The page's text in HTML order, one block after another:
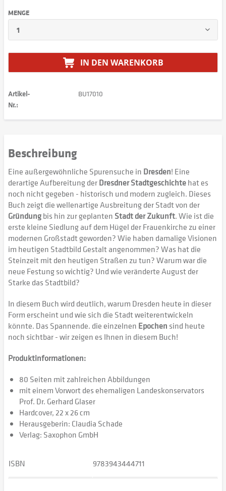
MENGE
IN DEN WARENKORB
Artikel-
Nr.:
BU17010
Beschreibung
Eine außergewöhnliche Spurensuche in Dresden! Eine
derartige Aufbereitung derDresdner Stadtgeschichtehat es
noch nicht gegeben - historisch und modern zugleich. Dieses
Buch zeigt die wellenartige Ausbreitung der Stadt von der
Gründungbis hin zur geplanten Stadt der Zukunft. Wie ist die
erste kleine Siedlung auf dem Hügel der Frauenkirche zu einer
modernen Großstadt geworden? Wie haben damalige Visionen
im heutigen Stadtbild Gestalt angenommen? Was hat die
Steinzeit mit den heutigen Straßen zu tun? Warum war die
neue Festung so wichtig? Und wie veränderte August der
Starke das Stadtbild?
In diesem Buch wird deutlich, warum Dresden heute in dieser
Form erscheint und wie sich die Stadt weiterentwickeln
könnte. Das Spannende. die einzelnen Epochen sind heute
noch sichtbar - wir zeigen es Ihnen in diesem Buch!
Produktinformationen:
80 Seiten mit zahlreichen Abbildungen
mit einem Vorwort des ehemaligen Landeskonservators
Prof. Dr. Gerhard Glaser
Hardcover, 22 x 26 cm
Herausgeberin: Claudia Schade
Verlag: Saxophon GmbH
ISBN 9783943444711